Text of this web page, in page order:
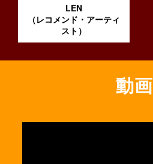
LEN
（レコメンド・アーティ
スト）
動画